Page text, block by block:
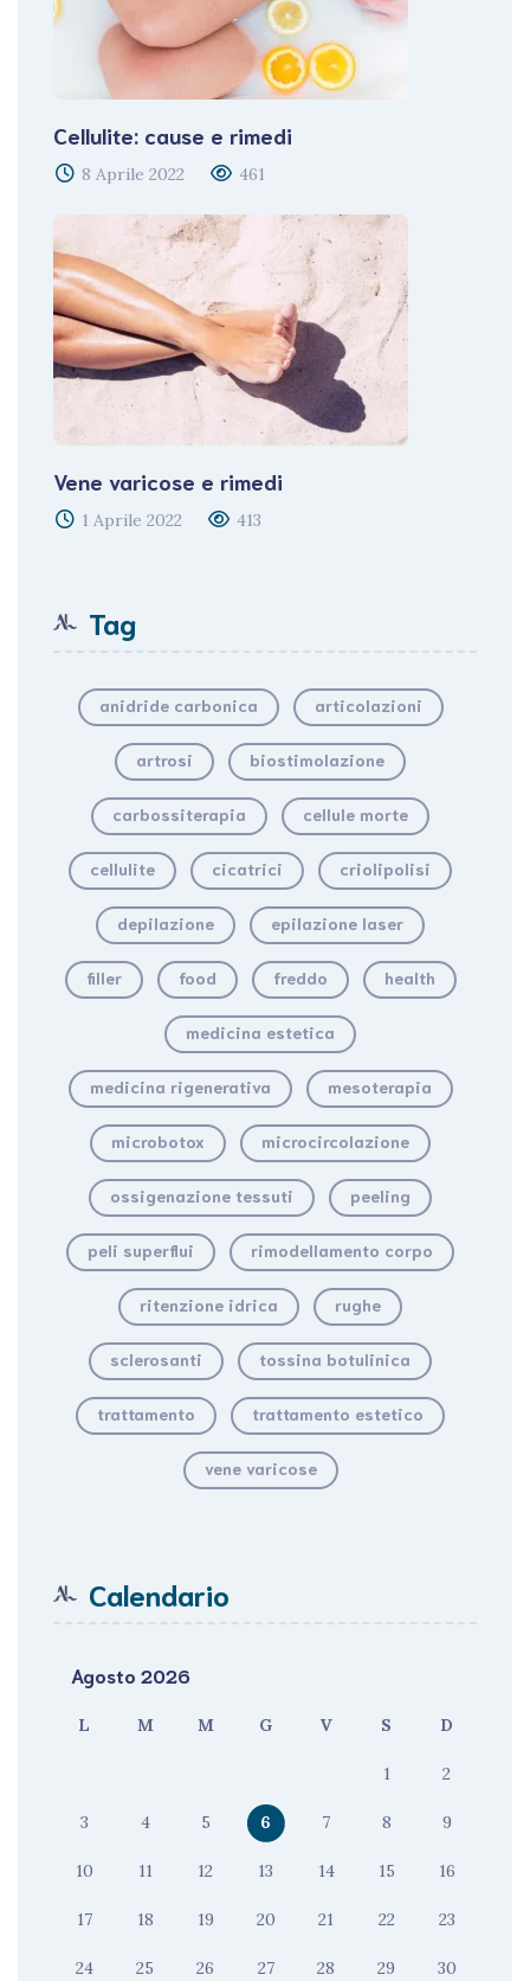
Cellulite: cause e rimedi
8 Aprile 2022 461
Vene varicose e rimedi
1 Aprile 2022 413
Tag
anidride carbonica articolazioni
artrosi biostimolazione
carbossiterapia cellule morte
cellulite cicatrici criolipolisi
depilazione epilazione laser
filler food freddo health
medicina estetica
medicina rigenerativa mesoterapia
microbotox microcircolazione
ossigenazione tessuti peeling
peli superflui rimodellamento corpo
ritenzione idrica rughe
sclerosanti tossina botulinica
trattamento trattamento estetico
vene varicose
Calendario
Agosto 2026
L M M G V S D
1 2
3 4 5 6 7 8 9
10 11 12 13 14 15 16
17 18 19 20 21 22 23
24 25 26 27 28 29 30